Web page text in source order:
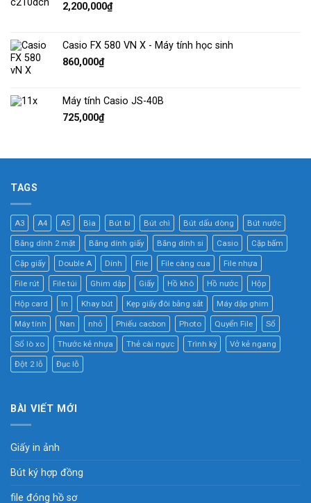
2,200,000₫
Casio FX 580 VN X - Máy tính học sinh
860,000₫
Máy tính Casio JS-40B
725,000₫
TAGS
A3 A4 A5 Bìa Bút bi Bút chì Bút dấu dòng Bút nước
Băng dính 2 mặt Băng dính giấy Băng dính si Casio Cặp bấm
Cặp giấy Double A Dính File File càng cua File nhựa
File rút File túi Ghim dập Giấy Hồ khô Hồ nước Hộp
Hộp card In Khay bút Kẹp giấy đôi bằng sắt Máy dập ghim
Máy tính Nan nhỏ Phiếu cacbon Photo Quyển File Sổ
Sổ lò xo Thước kẻ nhựa Thẻ cài ngực Trình ký Vở kẻ ngang
Đột 2 lỗ Đục lỗ
BÀI VIẾT MỚI
Giấy in ảnh
Bút ký hợp đồng
file đóng hồ sơ